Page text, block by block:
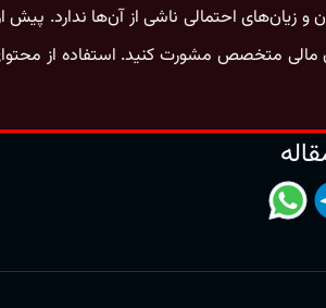
احتمالی ناشی از آن‌ها ندارد. پیش
مالی متخصص مشورت کنید. استفاده از